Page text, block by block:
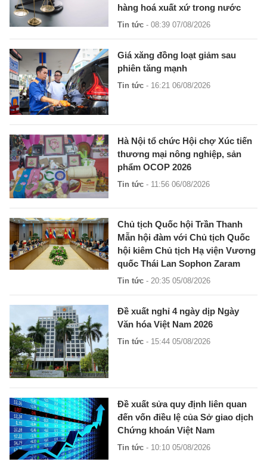
hàng hoá xuất xứ trong nước
Tin tức - 08:39 07/08/2026
Giá xăng đồng loạt giảm sau
phiên tăng mạnh
Tin tức - 16:21 06/08/2026
Hà Nội tổ chức Hội chợ Xúc tiến
thương mại nông nghiệp, sản
phẩm OCOP 2026
Tin tức - 11:56 06/08/2026
Chủ tịch Quốc hội Trần Thanh
Mẫn hội đàm với Chủ tịch Quốc
hội kiêm Chủ tịch Hạ viện Vương
quốc Thái Lan Sophon Zaram
Tin tức - 20:35 05/08/2026
Đề xuất nghỉ 4 ngày dịp Ngày
Văn hóa Việt Nam 2026
Tin tức - 15:44 05/08/2026
Đề xuất sửa quy định liên quan
đến vốn điều lệ của Sở giao dịch
Chứng khoán Việt Nam
Tin tức - 10:10 05/08/2026